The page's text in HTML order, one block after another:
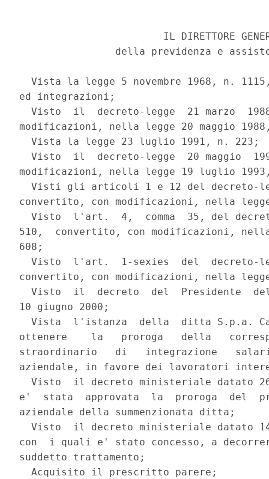
IL DIRETTORE
della previdenza e
Vista la legge 5 novembre 1968, n.
ed integrazioni;
Visto  il  decreto-legge  21 marzo
modificazioni, nella legge 20 maggio
  Vista la legge 23 luglio 1991, n. 223;
Visto  il  decreto-legge  20 maggio
modificazioni, nella legge 19 luglio
Visti gli articoli 1 e 12 del decreto-
convertito, con modificazioni, nella
Visto  l'art.  4,  comma  35, del
510,  convertito, con modificazioni, nella
608;
Visto  l'art.  1-sexies  del  decreto-
convertito, con modificazioni, nella
Visto  il  decreto  del  Presidente
10 giugno 2000;
Vista  l'istanza  della  ditta S.p.a.
ottenere    la   proroga   della
straordinario   di   integrazione
aziendale, in favore dei lavoratori
Visto  il decreto ministeriale datato
e'  stata  approvata  la  proroga  del
aziendale della summenzionata ditta;
Visto  il decreto ministeriale datato
con  i quali e' stato concesso, a
suddetto trattamento;
  Acquisito il prescritto parere;